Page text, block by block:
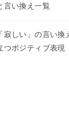
言い換え一覧
寂しい」の言い換
つポジティブ表現